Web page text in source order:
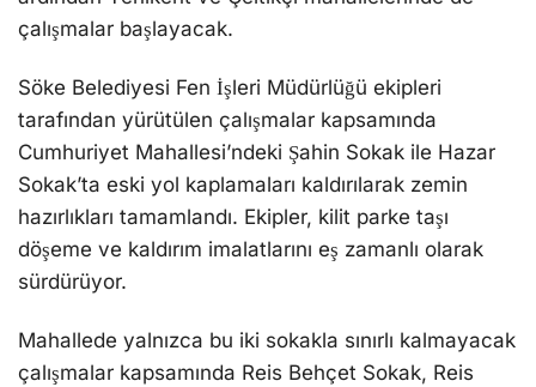
çalışmalar başlayacak.
Söke Belediyesi Fen İşleri Müdürlüğü ekipleri
tarafından yürütülen çalışmalar kapsamında
Cumhuriyet Mahallesi’ndeki Şahin Sokak ile Hazar
Sokak’ta eski yol kaplamaları kaldırılarak zemin
hazırlıkları tamamlandı. Ekipler, kilit parke taşı
döşeme ve kaldırım imalatlarını eş zamanlı olarak
sürdürüyor.
Mahallede yalnızca bu iki sokakla sınırlı kalmayacak
çalışmalar kapsamında Reis Behçet Sokak, Reis